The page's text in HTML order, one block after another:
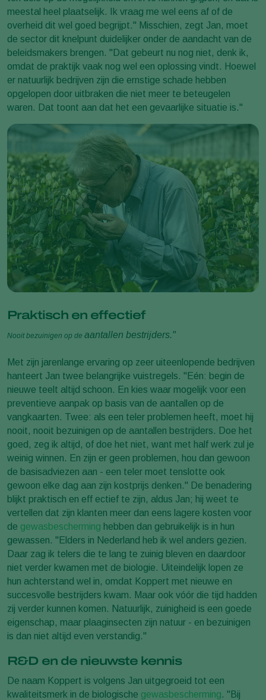
meestal heel plaatselijk. Ik vraag me wel eens af of de
overheid dit wel goed begrijpt." Misschien, zegt Jan, moet
de sector dit knelpunt duidelijker onder de aandacht van de
beleidsmakers brengen. "Dat gebeurt nu nog niet, denk ik,
omdat de praktijk vaak nog wel een oplossing vindt. Hoewel
er natuurlijk bedrijven zijn die ernstige schade hebben
opgelopen door uitbraken die niet meer te beteugelen
waren. Dat toont aan dat het een gevaarlijke situatie is."
Praktisch en effectief
Nooit bezuinigen op de aantallen bestrijders."
Met zijn jarenlange ervaring op zeer uiteenlopende bedrijven
hanteert Jan twee belangrijke vuistregels. "Eén: begin de
nieuwe teelt altijd schoon. En kies waar mogelijk voor een
preventieve aanpak op basis van de aantallen op de
vangkaarten. Twee: als een teler problemen heeft, moet hij
nooit, nooit bezuinigen op de aantallen bestrijders. Doe het
goed, zeg ik altijd, of doe het niet, want met half werk zul je
weinig winnen. En zijn er geen problemen, hou dan gewoon
de basisadviezen aan - een teler moet tenslotte ook
gewoon elke dag aan zijn kostprijs denken." De benadering
blijkt praktisch en eff ectief te zijn, aldus Jan; hij weet te
vertellen dat zijn klanten meer dan eens lagere kosten voor
de gewasbescherming hebben dan gebruikelijk is in hun
gewassen. "Elders in Nederland heb ik wel anders gezien.
Daar zag ik telers die te lang te zuinig bleven en daardoor
niet verder kwamen met de biologie. Uiteindelijk lopen ze
hun achterstand wel in, omdat Koppert met nieuwe en
succesvolle bestrijders kwam. Maar ook vóór die tijd hadden
zij verder kunnen komen. Natuurlijk, zuinigheid is een goede
eigenschap, maar plaaginsecten zijn natuur - en bezuinigen
is dan niet altijd even verstandig."
R&D en de nieuwste kennis
De naam Koppert is volgens Jan uitgegroeid tot een
kwaliteitsmerk in de biologische gewasbescherming. "Bij